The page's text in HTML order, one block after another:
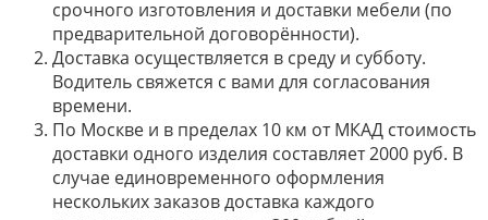
срочного изготовления и доставки мебели (по
предварительной договорённости).
Доставка осуществляется в среду и субботу.
Водитель свяжется с вами для согласования
времени.
По Москве и в пределах 10 км от МКАД стоимость
доставки одного изделия составляет 2000 руб. В
случае единовременного оформления
нескольких заказов доставка каждого